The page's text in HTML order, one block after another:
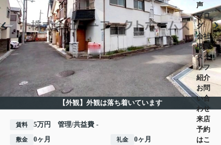
声
ブロ
グ
会社
概要
スタ
ッフ
紹介
お問
い合
わせ
来店
予約
はこ
【外観】外観は落ち着いています
賃料 5万円 管理/共益費 -
敷金 0ヶ月 礼金 0ヶ月